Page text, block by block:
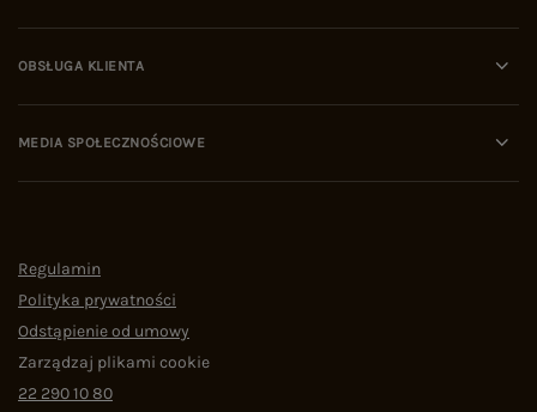
OBSŁUGA KLIENTA
MEDIA SPOŁECZNOŚCIOWE
Regulamin
Polityka prywatności
Odstąpienie od umowy
Zarządzaj plikami cookie
22 290 10 80